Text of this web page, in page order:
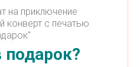
на приключение
с печатью
подарок?